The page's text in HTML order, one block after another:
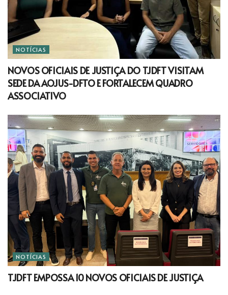
NOTÍCIAS
NOVOS OFICIAIS DE JUSTIÇA DO TJDFT VISITAM
SEDE DA AOJUS-DFTO E FORTALECEM QUADRO
ASSOCIATIVO
NOTÍCIAS
TJDFT EMPOSSA 10 NOVOS OFICIAIS DE JUSTIÇA